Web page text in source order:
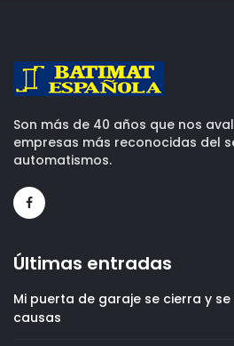
Son más de 40 años que nos
empresas más reconocidas del
automatismos.
Últimas entradas
Mi puerta de garaje se cierra y
causas